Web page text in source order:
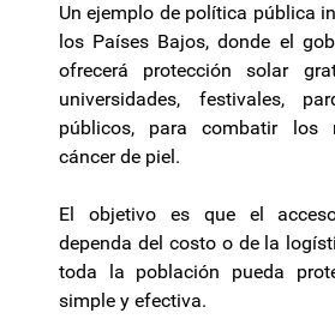
Un ejemplo de política pública
los Países Bajos, donde el
ofrecerá protección solar
universidades, festivales,
públicos, para combatir los
cáncer de piel.
El objetivo es que el
dependa del costo o de la
toda la población pueda
simple y efectiva.